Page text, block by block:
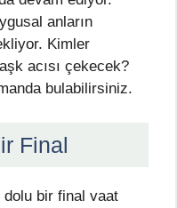
anların
Kimler
acısı çekecek?
bulabilirsiniz.
Final
dolu bir final vaat